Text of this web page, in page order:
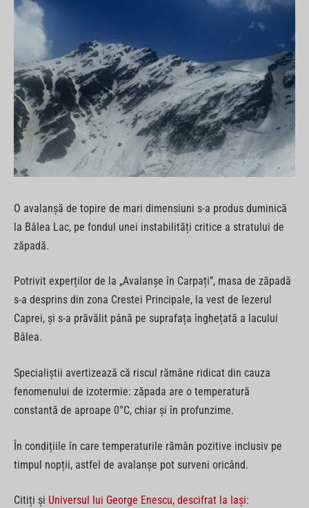
O avalanșă de topire de mari dimensiuni s-a produs duminică
la Bâlea Lac, pe fondul unei instabilități critice a stratului de
zăpadă.
Potrivit experților de la „Avalanșe în Carpați”, masa de zăpadă
s-a desprins din zona Crestei Principale, la vest de Iezerul
Caprei, și s-a prăvălit până pe suprafața înghețată a lacului
Bâlea.
Specialiștii avertizează că riscul rămâne ridicat din cauza
fenomenului de izotermie: zăpada are o temperatură
constantă de aproape 0°C, chiar și în profunzime.
În condițiile în care temperaturile rămân pozitive inclusiv pe
timpul nopții, astfel de avalanșe pot surveni oricând.
Citiți și Universul lui George Enescu, descifrat la Iași: